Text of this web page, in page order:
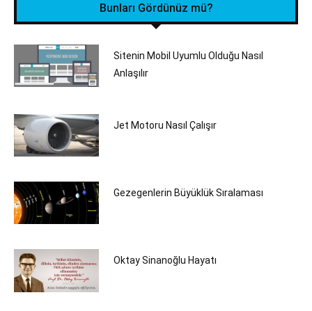
Bunları Gördünüz mü?
Sitenin Mobil Uyumlu Olduğu Nasıl
Anlaşılır
Jet Motoru Nasıl Çalışır
Gezegenlerin Büyüklük Sıralaması
Oktay Sinanoğlu Hayatı